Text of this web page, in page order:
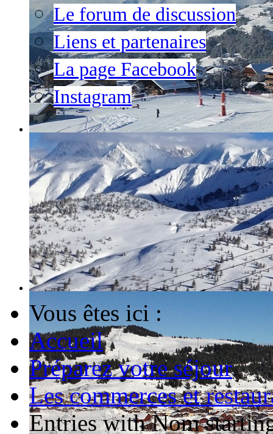
Le forum de discussion
Liens et partenaires
La page Facebook
Instagram
Vous êtes ici :
Accueil
Préparez votre séjour
Les commerces et
Entries with Nom